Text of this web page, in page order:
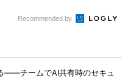
Recommended by
――チームでAI共有時のセキュ